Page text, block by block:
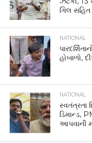
ગિલ
NATIONAL
હોબાળો,
NATIONAL
સ્વતંત્રતા
ડિમાન્ડ,
આપવાની